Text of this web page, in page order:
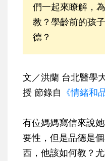
們一起來瞭解，
教？學齡前的孩
德？
文／洪蘭 台北醫學
授 節錄自 《情緒和
有位媽媽寫信來說
要性，但是品德是
西，他該如何教？